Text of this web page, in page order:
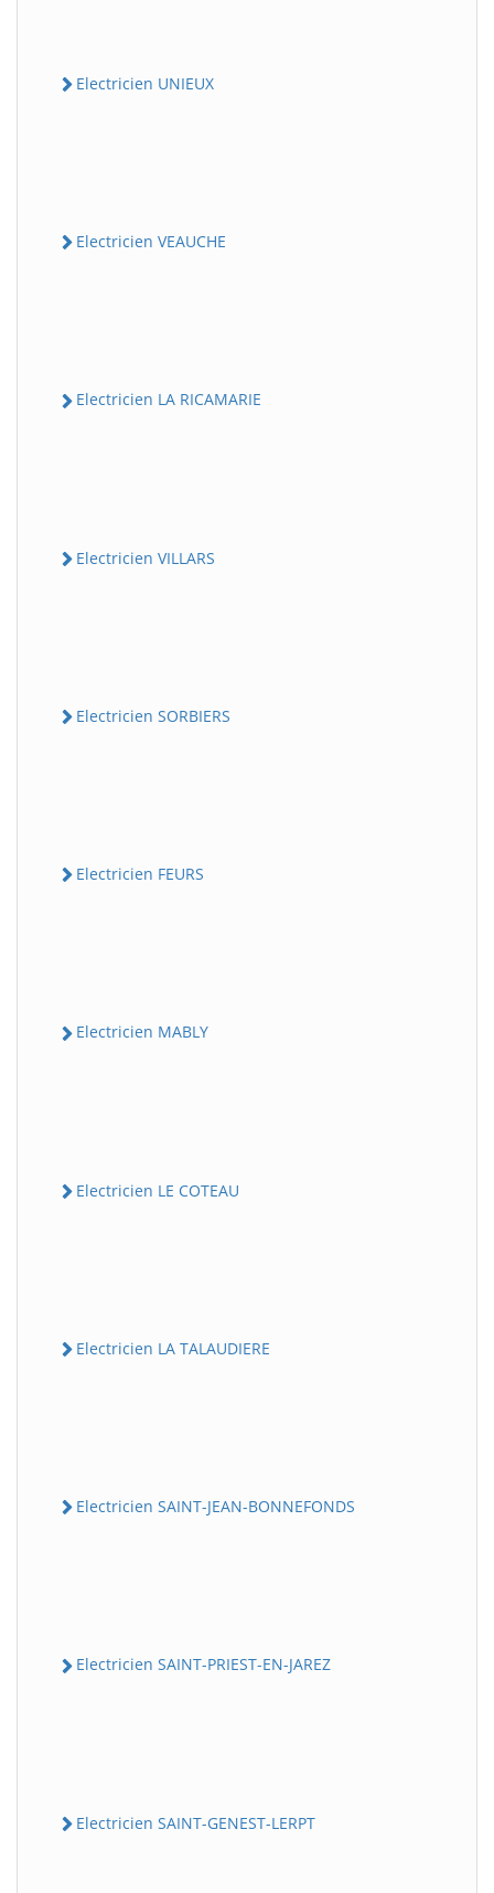
Electricien UNIEUX
Electricien VEAUCHE
Electricien LA RICAMARIE
Electricien VILLARS
Electricien SORBIERS
Electricien FEURS
Electricien MABLY
Electricien LE COTEAU
Electricien LA TALAUDIERE
Electricien SAINT-JEAN-BONNEFONDS
Electricien SAINT-PRIEST-EN-JAREZ
Electricien SAINT-GENEST-LERPT